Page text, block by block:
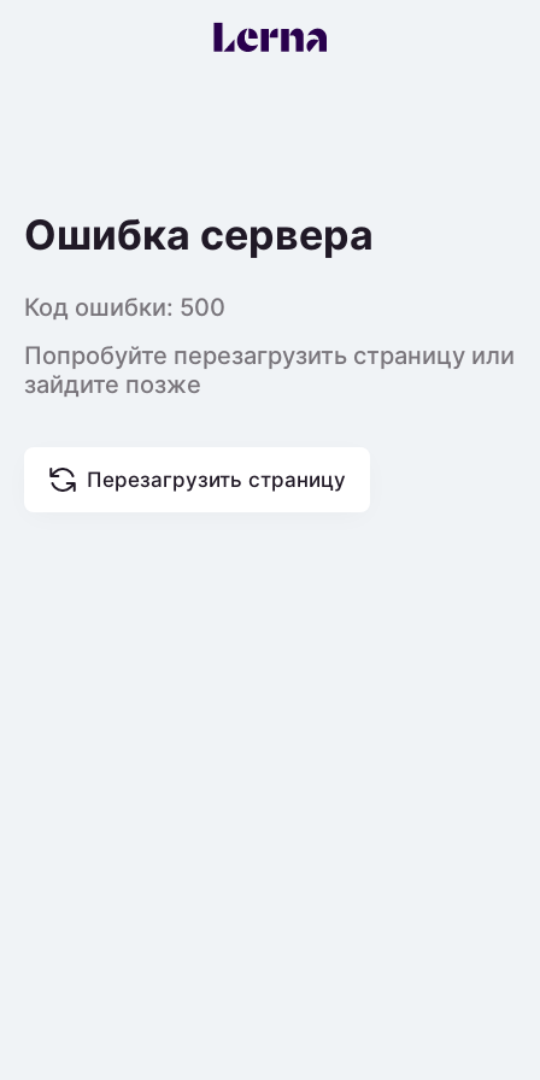
Ошибка сервера
Код ошибки: 500
Попробуйте перезагрузить страницу или
зайдите позже
Перезагрузить страницу